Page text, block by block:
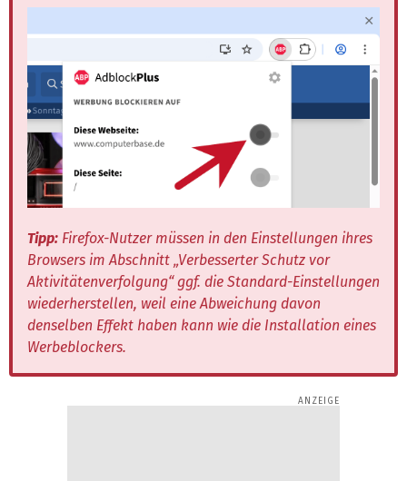
Tipp: Firefox-Nutzer müssen in den Einstellungen ihres
Browsers im Abschnitt „Verbesserter Schutz vor
Aktivitätenverfolgung“ ggf. die Standard-Einstellungen
wiederherstellen, weil eine Abweichung davon
denselben Effekt haben kann wie die Installation eines
Werbeblockers.